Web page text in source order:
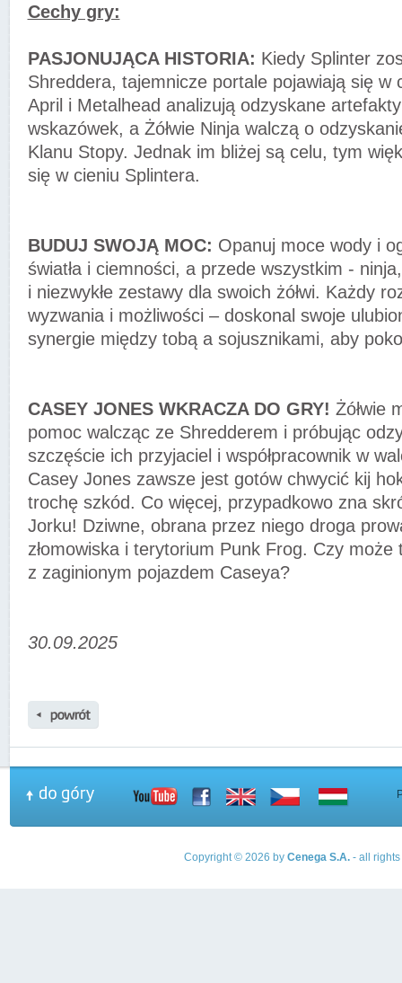
Cechy gry:
PASJONUJĄCA HISTORIA: Kiedy Splinter
Shreddera, tajemnicze portale pojawiają się w
April i Metalhead analizują odzyskane
wskazówek, a Żółwie Ninja walczą o
Klanu Stopy. Jednak im bliżej są celu, tym
się w cieniu Splintera.
BUDUJ SWOJĄ MOC: Opanuj moce wody i
światła i ciemności, a przede wszystkim -
i niezwykłe zestawy dla swoich żółwi. Każdy
wyzwania i możliwości – doskonal swoje
synergie między tobą a sojusznikami, aby
CASEY JONES WKRACZA DO GRY! Żółwie
pomoc walcząc ze Shredderem i próbując
szczęście ich przyjaciel i współpracownik w
Casey Jones zawsze jest gotów chwycić kij
trochę szkód. Co więcej, przypadkowo zna
Jorku! Dziwne, obrana przez niego droga
złomowiska i terytorium Punk Frog. Czy
z zaginionym pojazdem Caseya?
30.09.2025
Copyright © 2026 by Cenega S.A.- all rights